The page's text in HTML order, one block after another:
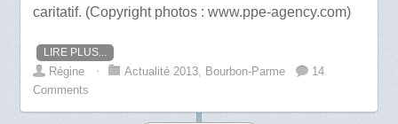
caritatif. (Copyright photos : www.ppe-agency.com)
LIRE PLUS...
Régine ⋅ Actualité 2013 Bourbon-Parme
14
Comments